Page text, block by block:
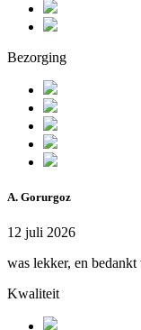
Bezorging
A. Gorurgoz
12 juli 2026
was lekker, en bedankt
Kwaliteit